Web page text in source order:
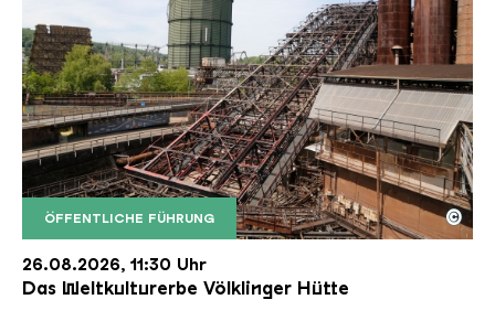
ÖFFENTLICHE FÜHRUNG
Der Erzschrägaufzug der Völklinger Hütte mit
Copyright: Weltkulturerbe Völklinger Hütte | Karl
©
26.08.2026, 11:30 Uhr
Das Weltkulturerbe Völklinger Hütte